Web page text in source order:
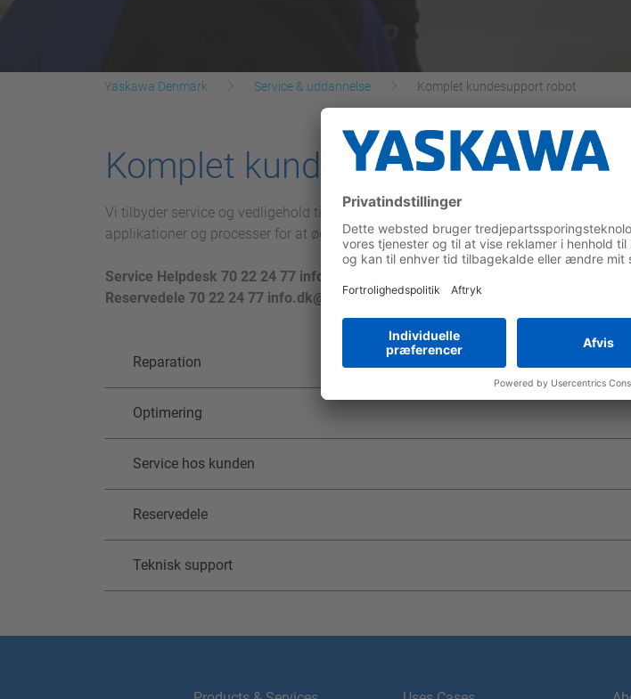
Yaskawa Denmark Service & uddannelse Komplet kundesupport robot
Komplet kundeservice
Vi tilbyder service og vedligehold tilpasset vores produkter i hele deres livscyklus.
applikationer og processer for at øge produktiviteten og oppe tiden i Deres
Service Helpdesk 70 22 24 77 info.dk@yaskawa.eu.com
Reservedele 70 22 24 77 info.dk@yaskawa.eu.com
Reparation
Optimering
Service hos kunden
Reservedele
Teknisk support